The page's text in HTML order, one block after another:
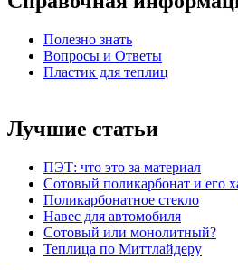
Полезно знать
Вопросы и Ответы
Пластик для теплиц
Лучшие статьи
ПЭТ: что это за материал
Сотовый поликарбонат и его
Поликарбонатное стекло
Навес для автомобиля
Сотовый или монолитный?
Теплица по Миттлайдеру